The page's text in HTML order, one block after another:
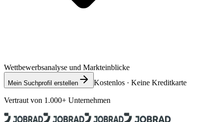
Wettbewerbsanalyse und Markteinblicke
Mein Suchprofil erstellen Kostenlos · Keine Kreditkarte
Vertraut von 1.000+ Unternehmen